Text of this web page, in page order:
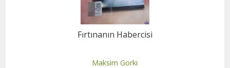
Fırtınanın Habercisi
Maksim Gorki